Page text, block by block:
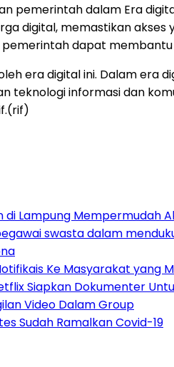
pemerintah dalam Era
digital, memastikan
pemerintah dapat
era digital ini. Dalam
teknologi informasi dan
Lampung Mempermudah
swasta dalam
Ke Masyarakat yang
Siapkan Dokumenter
Video Dalam Group
Sudah Ramalkan Covid-19